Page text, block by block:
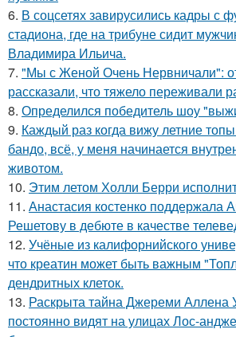
6. В соцсетях завирусились кадры с
стадиона, где на трибуне сидит
Владимира Ильича.
7. "Мы с Женой Очень Нервничали":
рассказали, что тяжело переживали
8. Определился победитель шоу
9. Каждый раз когда вижу летние
бандо, всё, у меня начинается
животом.
10. Этим летом Холли Берри
11. Анастасия костенко поддержала
Решетову в дебюте в качестве
12. Учёные из калифорнийского
что креатин может быть важным
дендритных клеток.
13. Раскрыта тайна Джереми Аллена
постоянно видят на улицах Лос-